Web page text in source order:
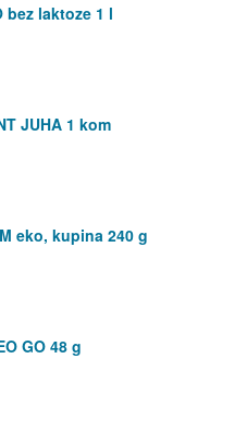
bez laktoze 1 l
JUHA 1 kom
eko, kupina 240 g
GO 48 g